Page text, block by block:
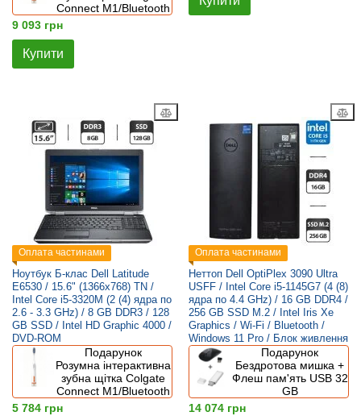
Connect M1/Bluetooth
9 093 грн
Купити
Оплата частинами
Ноутбук Б-клас Dell Latitude
E6530 / 15.6" (1366x768) TN /
Intel Core i5-3320M (2 (4) ядра по
2.6 - 3.3 GHz) / 8 GB DDR3 / 128
GB SSD / Intel HD Graphic 4000 /
DVD-ROM
Подарунок
Розумна інтерактивна
зубна щітка Colgate
Connect M1/Bluetooth
5 784 грн
Оплата частинами
Неттоп Dell OptiPlex 3090 Ultra
USFF / Intel Core i5-1145G7 (4 (8)
ядра по 4.4 GHz) / 16 GB DDR4 /
256 GB SSD M.2 / Intel Iris Xe
Graphics / Wi-Fi / Bluetooth /
Windows 11 Pro / Блок живлення
Подарунок
Бездротова мишка +
Флеш пам'ять USB 32
GB
14 074 грн